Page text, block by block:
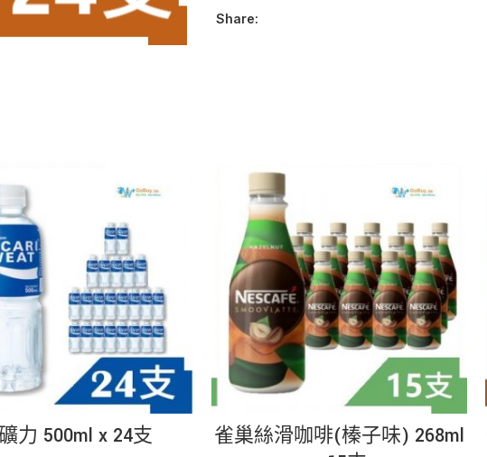
Share:
力 500ml x 24支 加入購物車
雀巢絲滑咖啡(榛子味) 268ml